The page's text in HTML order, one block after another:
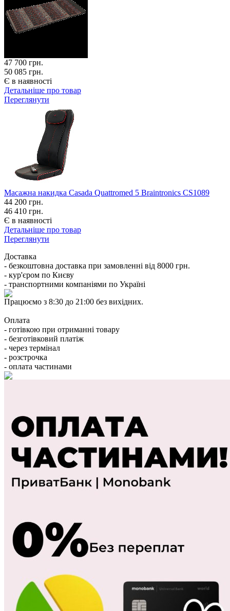
47 700 грн.
50 085 грн.
Є в наявності
Детальніше про товар
Переглянути
Масажна накидка Casada Quattromed 5 Braintronics CS1089
44 200 грн.
46 410 грн.
Є в наявності
Детальніше про товар
Переглянути
Доставка
- безкоштовна доставка при замовленні від 8000 грн.
- кур'єром по Києву
- транспортними компаніями по Україні
Працюємо з 8:30 до 21:00 без вихідних.
Оплата
- готівкою при отриманні товару
- безготівковий платіж
- через термінал
- розстрочка
- оплата частинами